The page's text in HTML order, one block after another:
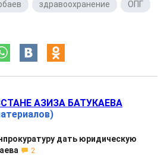
здравоохранение ОПГ
АЗИЗА БАТУКАЕВА
дать юридическую
2